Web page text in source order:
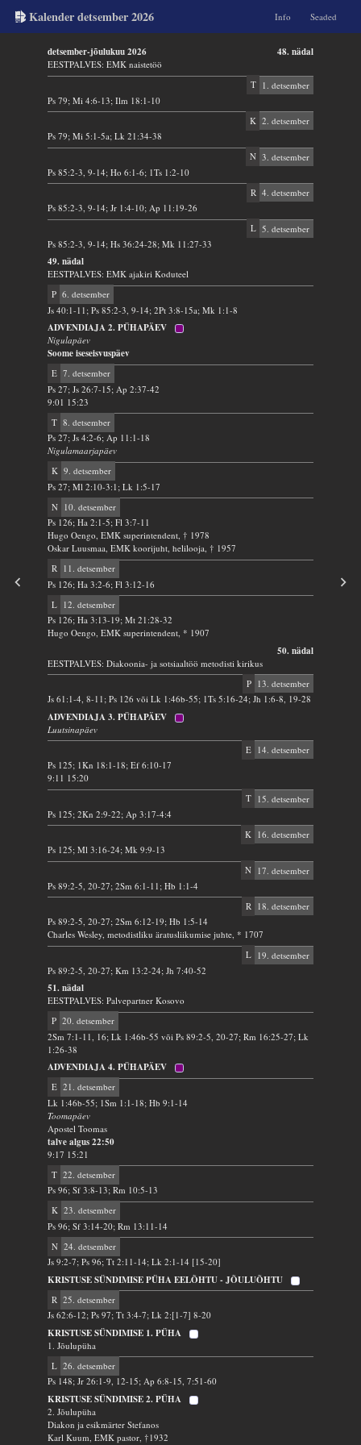
Kalender detsember 2026 Info Seaded
48. nädal
detsember-jõulukuu 2026
EESTPALVES: EMK naistetöö
T
1. detsember
Ps 79; Mi 4:6-13; Ilm 18:1-10
K 2. detsember
Ps 79; Mi 5:1-5a; Lk 21:34-38
N 3. detsember
Ps 85:2-3, 9-14; Ho 6:1-6; 1Ts 1:2-10
R 4. detsember
Ps 85:2-3, 9-14; Jr 1:4-10; Ap 11:19-26
L 5. detsember
Ps 85:2-3, 9-14; Hs 36:24-28; Mk 11:27-33
49. nädal
EESTPALVES: EMK ajakiri Koduteel
P 6. detsember
Js 40:1-11; Ps 85:2-3, 9-14; 2Pt 3:8-15a; Mk 1:1-8
ADVENDIAJA 2. PÜHAPÄEV
Nigulapäev
Soome iseseisvuspäev
E 7. detsember
Ps 27; Js 26:7-15; Ap 2:37-42
9:01 15:23
T 8. detsember
Ps 27; Js 4:2-6; Ap 11:1-18
Nigulamaarjapäev
K 9. detsember
Ps 27; Ml 2:10-3:1; Lk 1:5-17
N
10. detsember
Ps 126; Ha 2:1-5; Fl 3:7-11
Hugo Oengo, EMK superintendent, † 1978
Oskar Luusmaa, EMK koorijuht, helilooja, † 1957
R
11. detsember
Ps 126; Ha 3:2-6; Fl 3:12-16
L
12. detsember
Ps 126; Ha 3:13-19; Mt 21:28-32
Hugo Oengo, EMK superintendent, * 1907
50. nädal
EESTPALVES: Diakoonia- ja sotsiaaltöö metodisti kirikus
P
13. detsember
Js 61:1-4, 8-11; Ps 126 või Lk 1:46b-55; 1Ts 5:16-24; Jh 1:6-8, 19-28
ADVENDIAJA 3. PÜHAPÄEV
Luutsinapäev
E
14. detsember
Ps 125; 1Kn 18:1-18; Ef 6:10-17
9:11 15:20
T
15. detsember
Ps 125; 2Kn 2:9-22; Ap 3:17-4:4
K
16. detsember
Ps 125; Ml 3:16-24; Mk 9:9-13
N
17. detsember
Ps 89:2-5, 20-27; 2Sm 6:1-11; Hb 1:1-4
R
18. detsember
Ps 89:2-5, 20-27; 2Sm 6:12-19; Hb 1:5-14
Charles Wesley, metodistliku äratusliikumise juhte, * 1707
L
19. detsember
Ps 89:2-5, 20-27; Km 13:2-24; Jh 7:40-52
51. nädal
EESTPALVES: Palvepartner Kosovo
P 20. detsember
2Sm 7:1-11, 16; Lk 1:46b-55 või Ps 89:2-5, 20-27; Rm 16:25-27; Lk
1:26-38
ADVENDIAJA 4. PÜHAPÄEV
E 21. detsember
Lk 1:46b-55; 1Sm 1:1-18; Hb 9:1-14
Toomapäev
Apostel Toomas
talve algus 22:50
9:17 15:21
T 22. detsember
Ps 96; Sf 3:8-13; Rm 10:5-13
K 23. detsember
Ps 96; Sf 3:14-20; Rm 13:11-14
N 24. detsember
Js 9:2-7; Ps 96; Tt 2:11-14; Lk 2:1-14 [15-20]
KRISTUSE SÜNDIMISE PÜHA EELÕHTU - JÕULUÕHTU
R 25. detsember
Js 62:6-12; Ps 97; Tt 3:4-7; Lk 2:[1-7] 8-20
KRISTUSE SÜNDIMISE 1. PÜHA
1. Jõulupüha
L 26. detsember
Ps 148; Jr 26:1-9, 12-15; Ap 6:8-15, 7:51-60
KRISTUSE SÜNDIMISE 2. PÜHA
2. Jõulupüha
Diakon ja esikmärter Stefanos
Karl Kuum, EMK pastor, †1932